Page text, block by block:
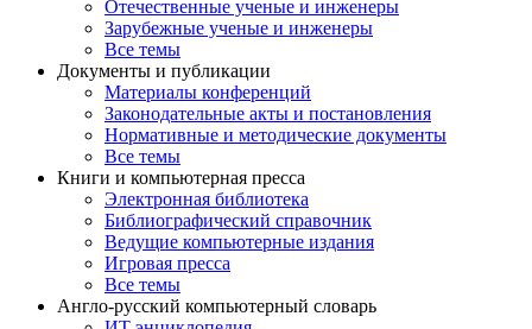
Отечественные ученые и инженеры
Зарубежные ученые и инженеры
Все темы
Документы и публикации
Материалы конференций
Законодательные акты и постановления
Нормативные и методические документы
Все темы
Книги и компьютерная пресса
Электронная библиотека
Библиографический справочник
Ведущие компьютерные издания
Игровая пресса
Все темы
Англо-русский компьютерный словарь